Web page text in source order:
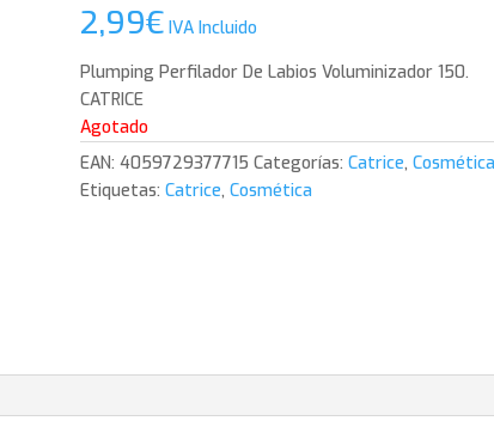
2,99€ IVA Incluido
Plumping Perfilador De Labios Voluminizador 150.
CATRICE
Agotado
EAN:4059729377715 Categorías:Catrice,Cosmética
Etiquetas:Catrice,Cosmética